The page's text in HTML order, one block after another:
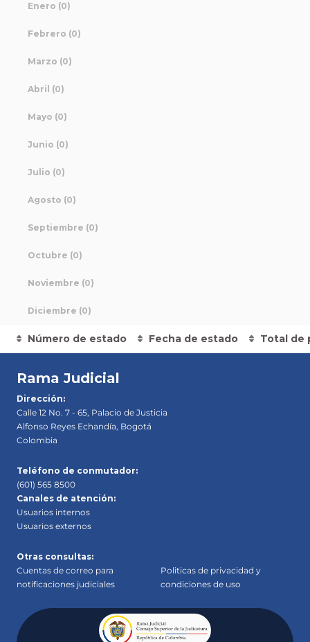
Enero (0)
Febrero (0)
Marzo (0)
Abril (0)
Mayo (0)
Junio (0)
Julio (0)
Agosto (0)
Septiembre (0)
Octubre (0)
Noviembre (0)
Diciembre (0)
Número de estado Fecha de estado Total de
Rama Judicial
Dirección:
Calle 12 No. 7 - 65, Palacio de Justicia
Alfonso Reyes Echandía, Bogotá
Colombia
Teléfono de conmutador:
(601) 565 8500
Canales de atención:
Usuarios internos
Usuarios externos
Otras consultas:
Cuentas de correo para
notificaciones judiciales
Politicas de privacidad y
condiciones de uso